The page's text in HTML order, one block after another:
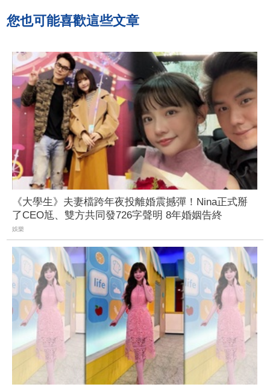
您也可能喜歡這些文章
《大學生》夫妻檔跨年夜投離婚震撼彈！Nina正式掰
了CEO尪、雙方共同發726字聲明 8年婚姻告終
娛樂